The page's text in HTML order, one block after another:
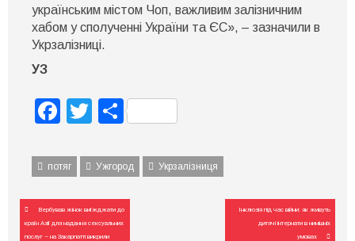
українським містом Чоп, важливим залізничним
хабом у сполученні України та ЄС», – зазначили в
Укрзалізниці.
УЗ
Facebook
Twitter
Поділитися
потяг Ужгород Укрзалізниця
Навігація
записів
Вербував жінок виїжджати до
країн Азії для надання сексуальних
послуг – на Закарпатті викрили
Інклюзія під час війни: як живуть
дитячі інтернати в нинішніх
умовах